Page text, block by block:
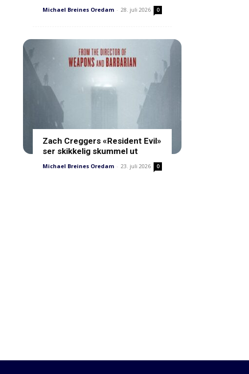
Michael Breines Oredam - 28. juli 2026 0
Zach Creggers «Resident Evil»
ser skikkelig skummel ut
Michael Breines Oredam - 23. juli 2026 0